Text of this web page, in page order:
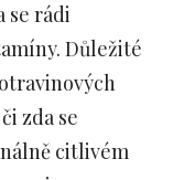
se rádi
Důležité
zda se
citlivém